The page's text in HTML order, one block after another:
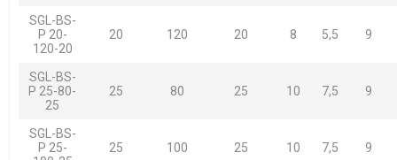
SGL-BS-
P 20-
120-20
20 120 20 8 5,5 9
SGL-BS-
P 25-80-
25
25 80 25 10 7,5 9
SGL-BS-
P 25-
25 100 25 10 7,5 9